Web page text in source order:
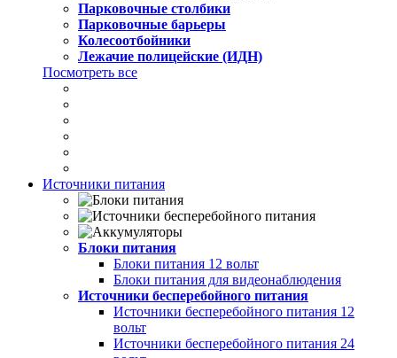
Парковочные столбики
Парковочные барьеры
Колесоотбойники
Лежачие полицейские (ИДН)
Посмотреть все
Источники питания
Блоки питания
Блоки питания 12 вольт
Блоки питания для видеонаблюдения
Источники бесперебойного питания
Источники бесперебойного питания 12
вольт
Источники бесперебойного питания 24